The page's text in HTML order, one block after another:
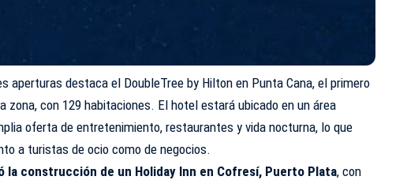
aperturas destaca el DoubleTree by Hilton en Punta Cana, el primero
zona, con 129 habitaciones. El hotel estará ubicado en un área
oferta de entretenimiento, restaurantes y vida nocturna, lo que
a turistas de ocio como de negocios.
la construcción de un Holiday Inn en Cofresí, Puerto Plata, con